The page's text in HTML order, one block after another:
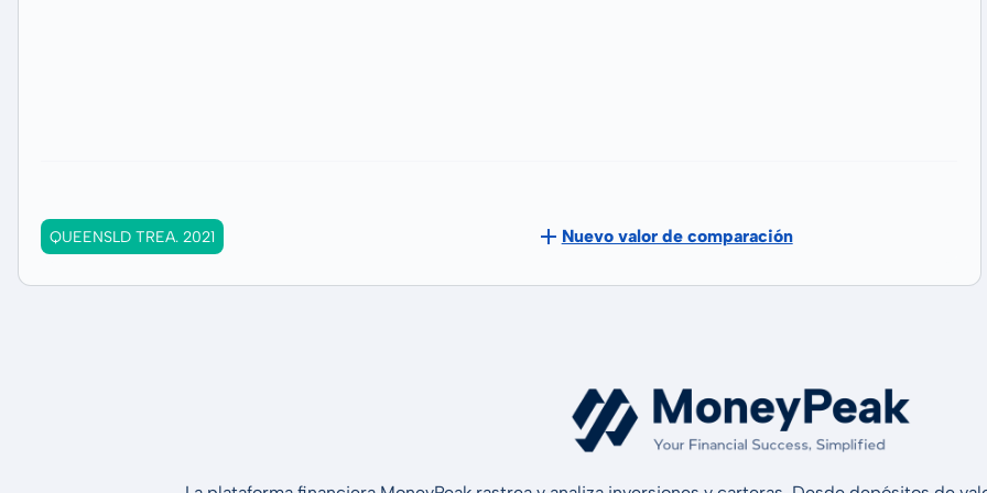
QUEENSLD TREA. 2021 Nuevo valor de comparación